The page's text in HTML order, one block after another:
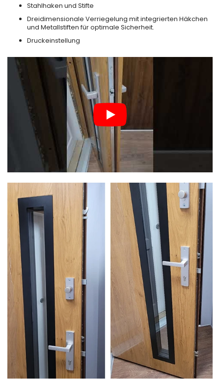
Stahlhaken und Stifte
Dreidimensionale Verriegelung mit integrierten Häkchen
und Metallstiften für optimale Sicherheit.
Druckeinstellung